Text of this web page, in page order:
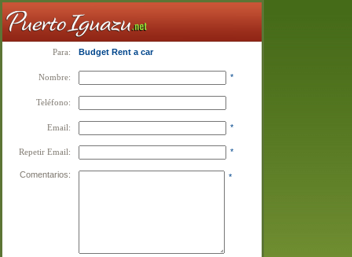
Para: Budget Rent a car
Nombre: *
Teléfono:
Email: *
Repetir Email: *
Comentarios: *